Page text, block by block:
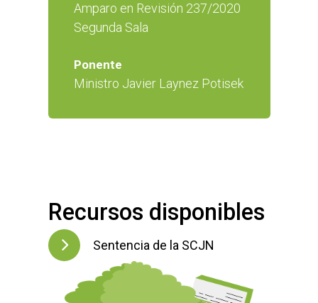
Amparo en Revisión 237/2020
Segunda Sala
Ponente
Ministro Javier Laynez Potisek
Recursos disponibles
Sentencia de la SCJN